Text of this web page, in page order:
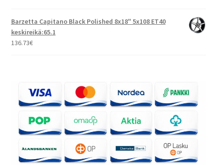
Barzetta Capitano Black Polished 8x18" 5x108 ET40
keskireikä:65.1
136.73€